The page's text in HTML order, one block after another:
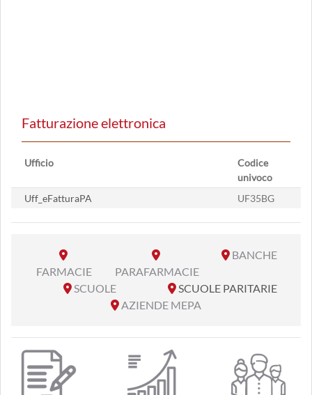
Fatturazione elettronica
Ufficio
Codice
univoco
Uff_eFatturaPA
UF35BG
FARMACIE PARAFARMACIE
BANCHE
SCUOLE
SCUOLE PARITARIE
AZIENDE MEPA